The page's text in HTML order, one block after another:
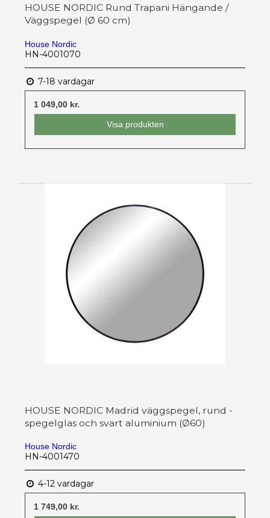
HOUSE NORDIC Rund Trapani Hängande /
Väggspegel (Ø 60 cm)
House Nordic
HN-4001070
7-18 vardagar
1 049,00 kr.
Visa produkten
HOUSE NORDIC Madrid väggspegel, rund -
spegelglas och svart aluminium (Ø60)
House Nordic
HN-4001470
4-12 vardagar
1 749,00 kr.